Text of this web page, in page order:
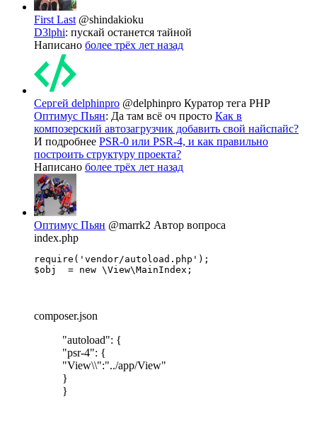
First Last @shindakioku
D3lphi: пускай останется тайной
Написано более трёх лет назад
Сергей delphinpro @delphinpro Куратор тега PHP
Оптимус Пьян: Да там всё оч просто Как в
композерский автозагрузчик добавить свой найспайс?
И подробнее PSR-0 или PSR-4, и как правильно
построить структуру проекта?
Написано более трёх лет назад
Оптимус Пьян @marrk2 Автор вопроса
index.php
require('vendor/autoload.php');
$obj  = new \View\MainIndex;
composer.json
"autoload": {
"psr-4": {
"View\\":"../app/View"
}
}